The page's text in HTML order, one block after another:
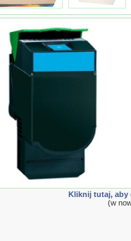
Toner zamiennik
DT317HCL CyanKliknij tutaj, aby
(w